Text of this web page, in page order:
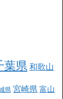
葉県 和歌山
県 宮崎県 富山